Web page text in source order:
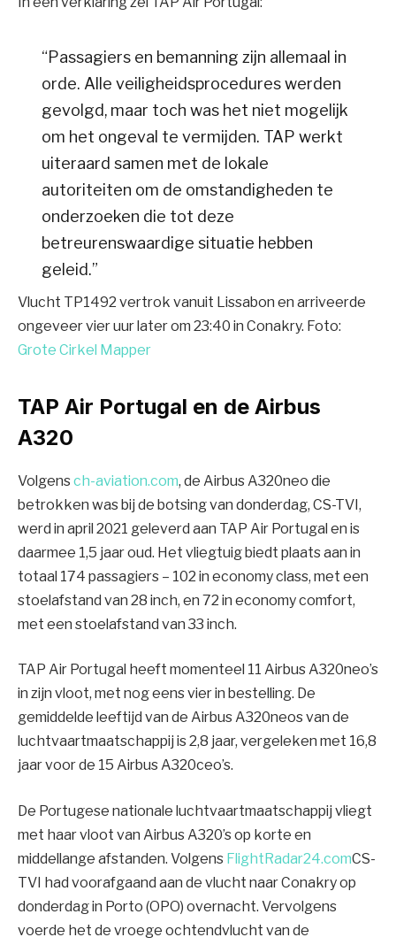
“Passagiers en bemanning zijn allemaal in
orde. Alle veiligheidsprocedures werden
gevolgd, maar toch was het niet mogelijk
om het ongeval te vermijden. TAP werkt
uiteraard samen met de lokale
autoriteiten om de omstandigheden te
onderzoeken die tot deze
betreurenswaardige situatie hebben
geleid.”
Vlucht TP1492 vertrok vanuit Lissabon en arriveerde
ongeveer vier uur later om 23:40 in Conakry. Foto:
Grote Cirkel Mapper
TAP Air Portugal en de Airbus
A320
Volgensch-aviation.com, de Airbus A320neo die
betrokken was bij de botsing van donderdag, CS-TVI,
werd in april 2021 geleverd aan TAP Air Portugal en is
daarmee 1,5 jaar oud. Het vliegtuig biedt plaats aan in
totaal 174 passagiers – 102 in economy class, met een
stoelafstand van 28 inch, en 72 in economy comfort,
met een stoelafstand van 33 inch.
TAP Air Portugal heeft momenteel 11 Airbus A320neo’s
in zijn vloot, met nog eens vier in bestelling. De
gemiddelde leeftijd van de Airbus A320neos van de
luchtvaartmaatschappij is 2,8 jaar, vergeleken met 16,8
jaar voor de 15 Airbus A320ceo’s.
De Portugese nationale luchtvaartmaatschappij vliegt
met haar vloot van Airbus A320’s op korte en
middellange afstanden. Volgens FlightRadar24.comCS-
TVI had voorafgaand aan de vlucht naar Conakry op
donderdag in Porto (OPO) overnacht. Vervolgens
voerde het de vroege ochtendvlucht van de